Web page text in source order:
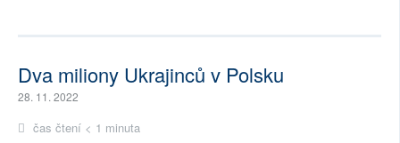
Dva miliony Ukrajinců v Polsku
28. 11. 2022
čas čtení < 1 minuta